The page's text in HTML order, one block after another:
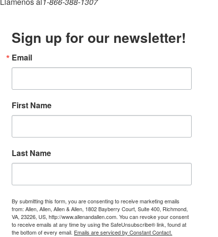
Sign up for our newsletter!
Email
First Name
Last Name
By submitting this form, you are consenting to receive marketing emails
from: Allen, Allen, Allen & Allen, 1802 Bayberry Court, Suite 400, Richmond,
VA, 23226, US, http://www.allenandallen.com. You can revoke your consent
to receive emails at any time by using the SafeUnsubscribe® link, found at
the bottom of every email. Emails are serviced by Constant Contact.